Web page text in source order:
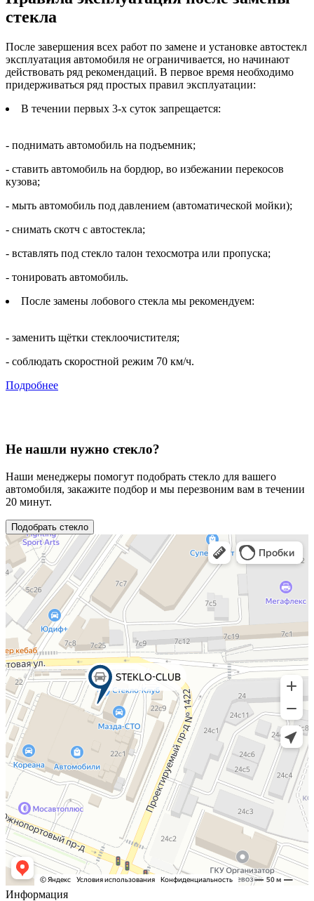
стекла
После завершения всех работ по замене и установке автостекл
эксплуатация автомобиля не ограничивается, но начинают
действовать ряд рекомендаций. В первое время необходимо
придерживаться ряд простых правил эксплуатации:
В течении первых 3-х суток запрещается:
- поднимать автомобиль на подъемник;
- ставить автомобиль на бордюр, во избежании перекосов
кузова;
- мыть автомобиль под давлением (автоматической мойки);
- снимать скотч с автостекла;
- вставлять под стекло талон техосмотра или пропуска;
- тонировать автомобиль.
После замены лобового стекла мы рекомендуем:
- заменить щётки стеклоочистителя;
- соблюдать скоростной режим 70 км/ч.
Подробнее
Не нашли нужно стекло?
Наши менеджеры помогут подобрать стекло для вашего
автомобиля, закажите подбор и мы перезвоним вам в течении
20 минут.
Подобрать стекло
Информация